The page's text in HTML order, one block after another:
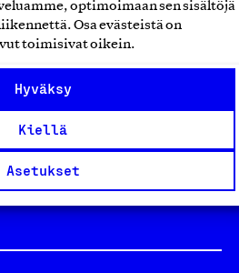
optimoimaan sen sisältöjä
Osa evästeistä on
toimisivat oikein.
Hyväksy
Kiellä
Asetukset
-merkki